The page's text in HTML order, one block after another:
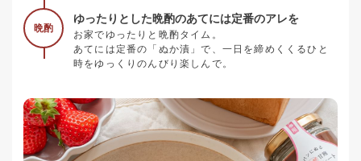
晩酌
ゆったりとした晩酌のあてには定番のアレを
お家でゆったりと晩酌タイム。
あてには定番の「ぬか漬」で、一日を締めくくるひと
時をゆっくりのんびり楽しんで。